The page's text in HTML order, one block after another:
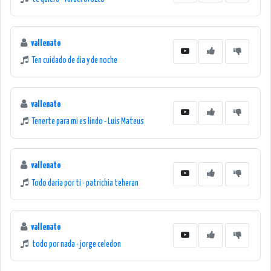
vallenato
Ten cuidado de dia y de noche
vallenato
Tenerte para mi es lindo - Luis Mateus
vallenato
Todo daria por ti - patrichia teheran
vallenato
todo por nada - jorge celedon